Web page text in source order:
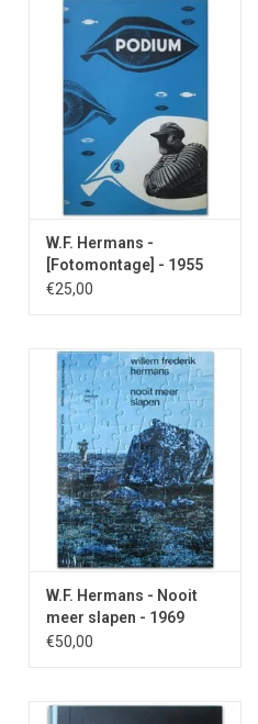
W.F. Hermans -
[Fotomontage] - 1955
€25,00
W.F. Hermans - Nooit
meer slapen - 1969
€50,00